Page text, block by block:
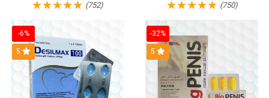
(752) (750)
-6%
5
-32%
5